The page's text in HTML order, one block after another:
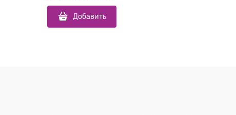
Добавить